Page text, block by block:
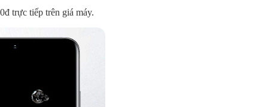
trực tiếp trên giá máy.